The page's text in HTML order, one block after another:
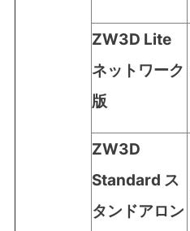
ZW3D Lite
ネットワーク
版
ZW3D
Standard ス
タンドアロン